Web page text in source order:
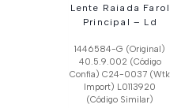
Lente Raiada Farol
Principal – Ld
1446584-G (Original)
40.5.9.002 (Código
Confia) C24-0037 (Wtk
Import) L0113920
(Código Similar)